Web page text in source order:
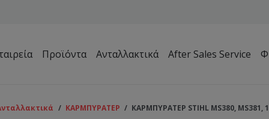
Προϊόντα Ανταλλακτικά After Sales Service
/ ΚΑΡΜΠΥΡΑΤΕΡ / ΚΑΡΜΠΥΡΑΤΕΡ STIHL MS380, MS381,